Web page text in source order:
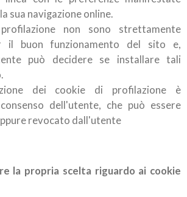
sua navigazione online.
non sono strettamente
il buon funzionamento del sito e,
può decidere se installare tali
dei cookie di profilazione è
dell'utente, che può essere
revocato dall'utente
la propria scelta riguardo ai cookie